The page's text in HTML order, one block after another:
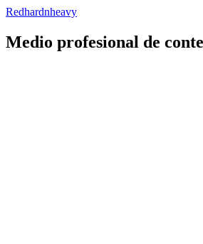
Redhardnheavy
Medio profesional de